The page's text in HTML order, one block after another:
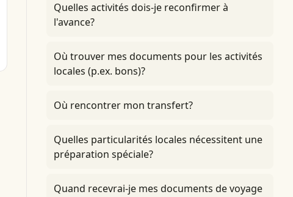
Quelles activités dois-je reconfirmer à
l'avance?
Où trouver mes documents pour les activités
locales (p.ex. bons)?
Où rencontrer mon transfert?
Quelles particularités locales nécessitent une
préparation spéciale?
Quand recevrai-je mes documents de voyage